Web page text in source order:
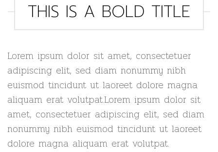
THIS IS A BOLD TITLE
Lorem ipsum dolor sit amet, consectetuer
adipiscing elit, sed diam nonummy nibh
euismod tincidunt ut laoreet dolore magna
aliquam erat volutpat.Lorem ipsum dolor sit
amet, consectetuer adipiscing elit, sed diam
nonummy nibh euismod tincidunt ut laoreet
dolore magna aliquam erat volutpat.